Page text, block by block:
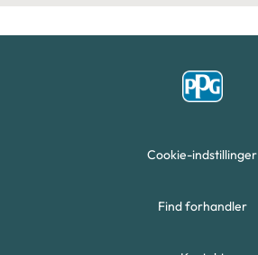
Cookie-indstillinger
Find forhandler